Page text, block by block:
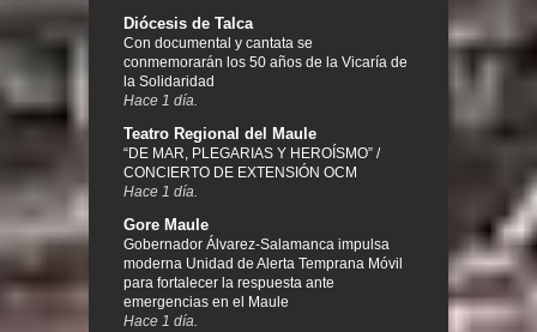
Diócesis de Talca
Con documental y cantata se
conmemorarán los 50 años de la Vicaría de
la Solidaridad
Hace 1 día.
Teatro Regional del Maule
“DE MAR, PLEGARIAS Y HEROÍSMO” /
CONCIERTO DE EXTENSIÓN OCM
Hace 1 día.
Gore Maule
Gobernador Álvarez-Salamanca impulsa
moderna Unidad de Alerta Temprana Móvil
para fortalecer la respuesta ante
emergencias en el Maule
Hace 1 día.